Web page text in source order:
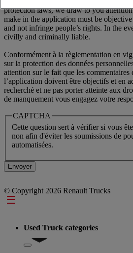
protection laws, we draw to you
make in the application must be
and not infringe people’s rights. In the
civilly and criminally liable.
Conformément à la règlementation en
sur la protection des données
attention sur le fait que les commentaires
l’application doivent être objectifs et en
recherché et ne pas porter atteinte aux
de manquement vous engagez votre
CAPTCHA
Cette question sert à vérifier si vous
non afin d'éviter les soumissions de
automatisées.
© Copyright 2026 Renault Trucks
Footer
Used Truck categories
Show submenu for Used Truck